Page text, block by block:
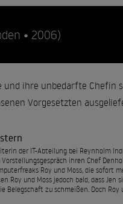
• 2006)
und ihre unbedarfte
Vorgesetzten
der IT-Abteilung bei Reynholm
ihren Chef
Roy und Moss, die sofort
Roy und Moss jedoch bald, dass
Belegschaft zu schmeißen. Doch